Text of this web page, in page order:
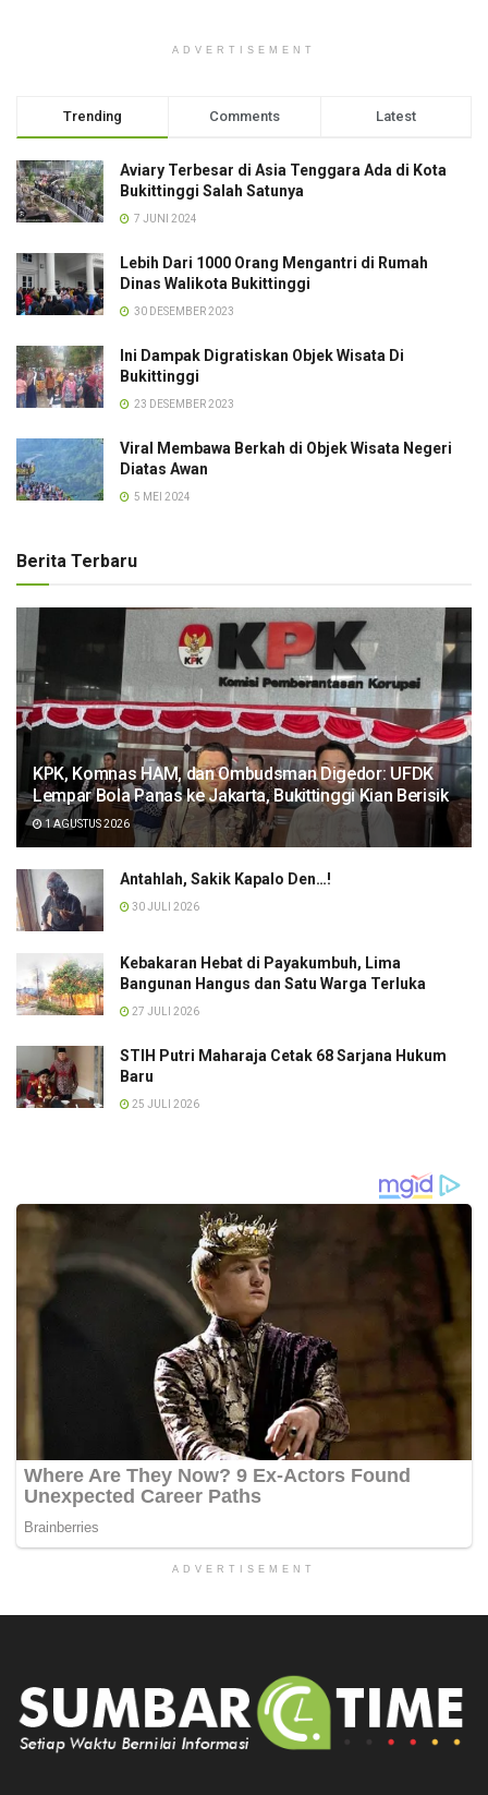
ADVERTISEMENT
Trending Comments Latest
Aviary Terbesar di Asia Tenggara Ada di Kota
Bukittinggi Salah Satunya
7 JUNI 2024
Lebih Dari 1000 Orang Mengantri di Rumah
Dinas Walikota Bukittinggi
30 DESEMBER 2023
Ini Dampak Digratiskan Objek Wisata Di
Bukittinggi
23 DESEMBER 2023
Viral Membawa Berkah di Objek Wisata Negeri
Diatas Awan
5 MEI 2024
Berita Terbaru
KPK, Komnas HAM, dan Ombudsman Digedor: UFDK
Lempar Bola Panas ke Jakarta, Bukittinggi Kian Berisik
1 AGUSTUS 2026
Antahlah, Sakik Kapalo Den…!
30 JULI 2026
Kebakaran Hebat di Payakumbuh, Lima
Bangunan Hangus dan Satu Warga Terluka
27 JULI 2026
STIH Putri Maharaja Cetak 68 Sarjana Hukum
Baru
25 JULI 2026
ADVERTISEMENT